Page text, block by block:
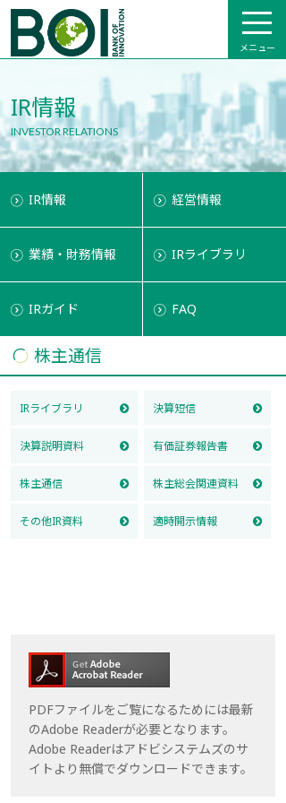
メニュー
IR情報
INVESTOR RELATIONS
IR情報 経営情報
業績・財務情報 IRライブラリ
IRガイド FAQ
株主通信
IRライブラリ 決算短信
決算説明資料 有価証券報告書
株主通信 株主総会関連資料
その他IR資料 適時開示情報
PDFファイルをご覧になるためには最新
のAdobe Readerが必要となります。
Adobe Readerはアドビシステムズのサ
イトより無償でダウンロードできます。